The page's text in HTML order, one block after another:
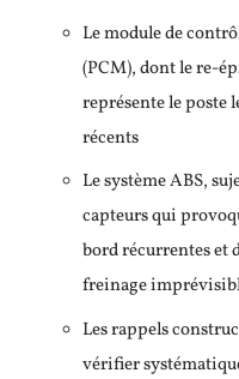
Le module de
(PCM), dont le re-
représente le poste
récents
Le système ABS,
capteurs qui
bord récurrentes et
freinage
Les rappels
vérifier